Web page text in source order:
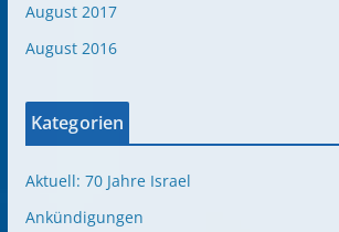
August 2017
August 2016
Kategorien
Aktuell: 70 Jahre Israel
Ankündigungen